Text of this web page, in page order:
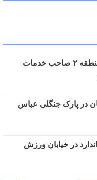
محلات حوزه شهرداری منطقه ۲ صاحب خدمات
در پارک جنگلی عباس
در خیابان ورزش